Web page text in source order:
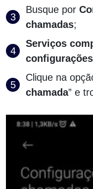
Busque por
chamadas;
Serviços
Clique na
chamada” e